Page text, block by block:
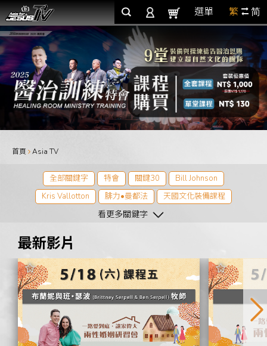
選單 繁 简
首頁 Asia TV
全部關鍵字 特會 關鍵30
Bill Johnson
Kris Vallotton
腓力•曼都法
天國文化裝備課程
2021天國文化特會
Eric B. Johnson
2022天國文化特會
2023青吶特會
2023超自然家庭研習會
Seth Dahl
黃國倫
周巽正&蕭雅文
2024天國文化特會
2024兒童事工研習會
2024 兩性婚姻研習會
2024青吶特會
2024 屬靈商數研習會
周巽光 李協聰 晏信中
2025青吶特會
2026智慧管家財務學
看更多關鍵字
最新影片